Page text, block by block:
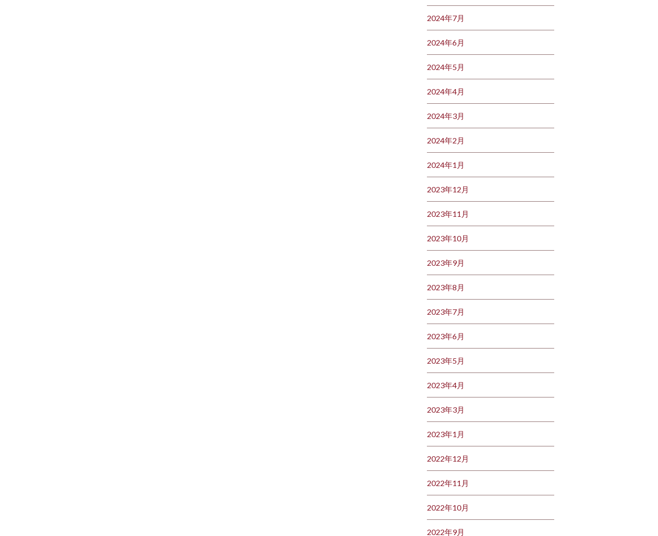
2024年7月
2024年6月
2024年5月
2024年4月
2024年3月
2024年2月
2024年1月
2023年12月
2023年11月
2023年10月
2023年9月
2023年8月
2023年7月
2023年6月
2023年5月
2023年4月
2023年3月
2023年1月
2022年12月
2022年11月
2022年10月
2022年9月